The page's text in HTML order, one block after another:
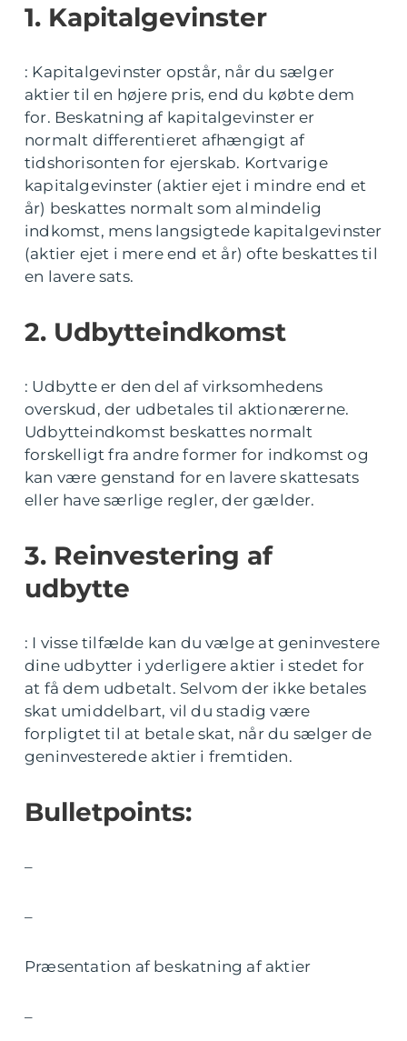
1. Kapitalgevinster
: Kapitalgevinster opstår, når du sælger
aktier til en højere pris, end du købte dem
for. Beskatning af kapitalgevinster er
normalt differentieret afhængigt af
tidshorisonten for ejerskab. Kortvarige
kapitalgevinster (aktier ejet i mindre end et
år) beskattes normalt som almindelig
indkomst, mens langsigtede kapitalgevinster
(aktier ejet i mere end et år) ofte beskattes til
en lavere sats.
2. Udbytteindkomst
: Udbytte er den del af virksomhedens
overskud, der udbetales til aktionærerne.
Udbytteindkomst beskattes normalt
forskelligt fra andre former for indkomst og
kan være genstand for en lavere skattesats
eller have særlige regler, der gælder.
3. Reinvestering af
udbytte
: I visse tilfælde kan du vælge at geninvestere
dine udbytter i yderligere aktier i stedet for
at få dem udbetalt. Selvom der ikke betales
skat umiddelbart, vil du stadig være
forpligtet til at betale skat, når du sælger de
geninvesterede aktier i fremtiden.
Bulletpoints:
–
–
Præsentation af beskatning af aktier
–